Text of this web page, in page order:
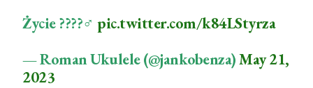
Życie ????‍♂️ pic.twitter.com/k84LStyrza
— Roman Ukulele (@jankobenza)May 21,
2023